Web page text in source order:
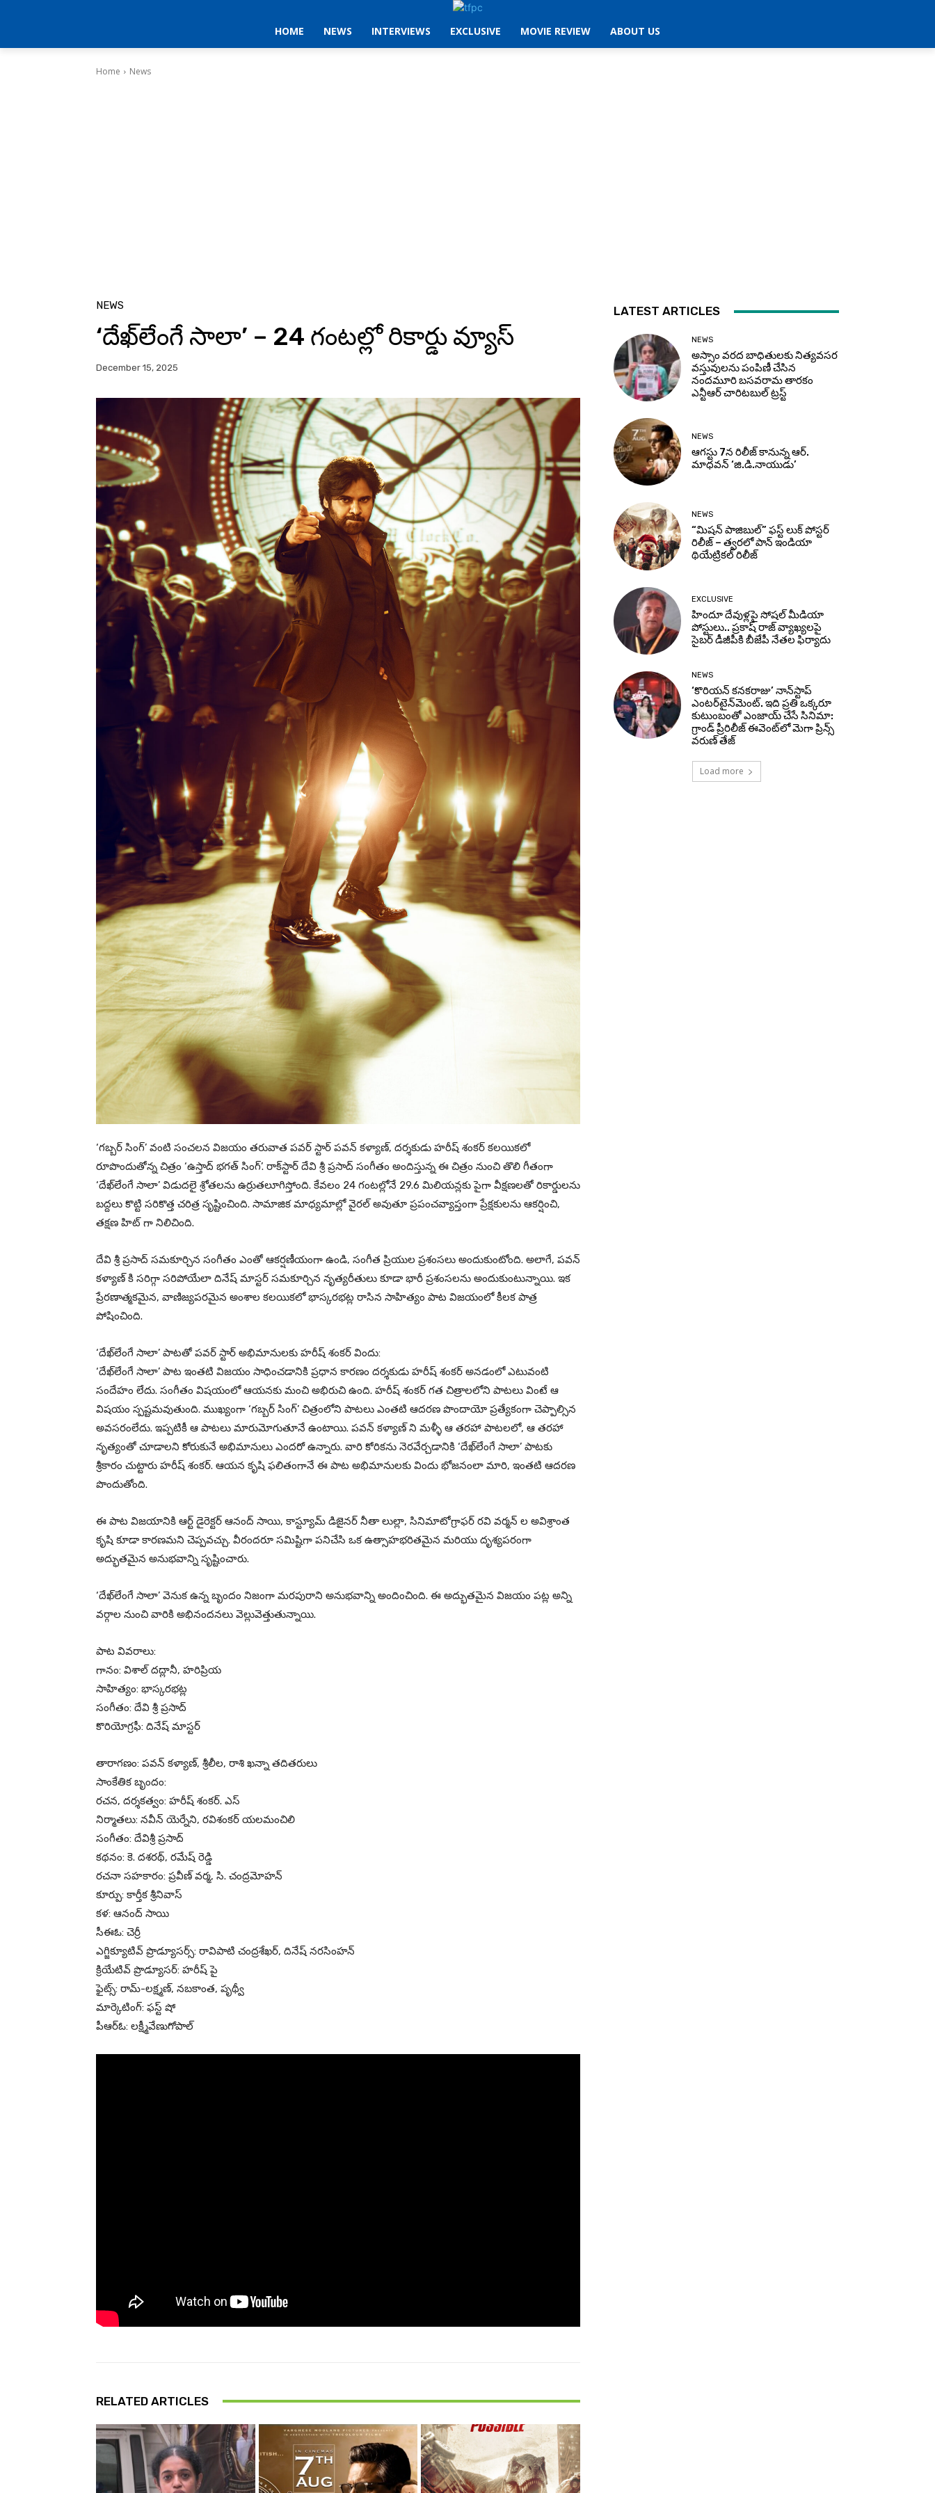
HOME NEWS INTERVIEWS EXCLUSIVE MOVIE REVIEW ABOUT US
Home News
NEWS
‘దేఖ్‌లేంగే సాలా’ – 24 గంటల్లో రికార్డు వ్యూస్
December 15, 2025
‘గబ్బర్ సింగ్’ వంటి సంచలన విజయం తరువాత పవర్ స్టార్ పవన్ కళ్యాణ్, దర్శకుడు హరీష్ శంకర్ కలయికలో
రూపొందుతోన్న చిత్రం ‘ఉస్తాద్ భగత్ సింగ్’. రాక్‌స్టార్ దేవి శ్రీ ప్రసాద్ సంగీతం అందిస్తున్న ఈ చిత్రం నుంచి తొలి గీతంగా
‘దేఖ్‌లేంగే సాలా’ విడుదలై శ్రోతలను ఉర్రుతలూగిస్తోంది. కేవలం 24 గంటల్లోనే 29.6 మిలియన్లకు పైగా వీక్షణలతో రికార్డులను
బద్దలు కొట్టి సరికొత్త చరిత్ర సృష్టించింది. సామాజిక మాధ్యమాల్లో వైరల్ అవుతూ ప్రపంచవ్యాప్తంగా ప్రేక్షకులను ఆకర్షించి,
తక్షణ హిట్ గా నిలిచింది.
దేవి శ్రీ ప్రసాద్ సమకూర్చిన సంగీతం ఎంతో ఆకర్షణీయంగా ఉండి, సంగీత ప్రియుల ప్రశంసలు అందుకుంటోంది. అలాగే, పవన్
కళ్యాణ్ కి సరిగ్గా సరిపోయేలా దినేష్ మాస్టర్ సమకూర్చిన నృత్యరీతులు కూడా భారీ ప్రశంసలను అందుకుంటున్నాయి. ఇక
ప్రేరణాత్మకమైన, వాణిజ్యపరమైన అంశాల కలయికలో భాస్కరభట్ల రాసిన సాహిత్యం పాట విజయంలో కీలక పాత్ర
పోషించింది.
‘దేఖ్‌లేంగే సాలా’ పాటతో పవర్ స్టార్ అభిమానులకు హరీష్ శంకర్ విందు:
‘దేఖ్‌లేంగే సాలా’ పాట ఇంతటి విజయం సాధించడానికి ప్రధాన కారణం దర్శకుడు హరీష్ శంకర్ అనడంలో ఎటువంటి
సందేహం లేదు. సంగీతం విషయంలో ఆయనకు మంచి అభిరుచి ఉంది. హరీష్ శంకర్ గత చిత్రాలలోని పాటలు వింటే ఆ
విషయం స్పష్టమవుతుంది. ముఖ్యంగా ‘గబ్బర్ సింగ్’ చిత్రంలోని పాటలు ఎంతటి ఆదరణ పొందాయో ప్రత్యేకంగా చెప్పాల్సిన
అవసరంలేదు. ఇప్పటికీ ఆ పాటలు మారుమోగుతూనే ఉంటాయి. పవన్ కళ్యాణ్ ని మళ్ళీ ఆ తరహా పాటలలో, ఆ తరహా
నృత్యంతో చూడాలని కోరుకునే అభిమానులు ఎందరో ఉన్నారు. వారి కోరికను నెరవేర్చడానికి ‘దేఖ్‌లేంగే సాలా’ పాటకు
శ్రీకారం చుట్టారు హరీష్ శంకర్. ఆయన కృషి ఫలితంగానే ఈ పాట అభిమానులకు విందు భోజనంలా మారి, ఇంతటి ఆదరణ
పొందుతోంది.
ఈ పాట విజయానికి ఆర్ట్ డైరెక్టర్ ఆనంద్ సాయి, కాస్ట్యూమ్ డిజైనర్ నీతా లుల్లా, సినిమాటోగ్రాఫర్ రవి వర్మన్ ల అవిశ్రాంత
కృషి కూడా కారణమని చెప్పవచ్చు. వీరందరూ సమిష్టిగా పనిచేసి ఒక ఉత్సాహభరితమైన మరియు దృశ్యపరంగా
అద్భుతమైన అనుభవాన్ని సృష్టించారు.
‘దేఖ్‌లేంగే సాలా’ వెనుక ఉన్న బృందం నిజంగా మరపురాని అనుభవాన్ని అందించింది. ఈ అద్భుతమైన విజయం పట్ల అన్ని
వర్గాల నుంచి వారికి అభినందనలు వెల్లువెత్తుతున్నాయి.
పాట వివరాలు:
గానం: విశాల్ దద్లానీ, హరిప్రియ
సాహిత్యం: భాస్కరభట్ల
సంగీతం: దేవి శ్రీ ప్రసాద్
కొరియోగ్రఫీ: దినేష్ మాస్టర్
తారాగణం: పవన్ కళ్యాణ్, శ్రీలీల, రాశి ఖన్నా తదితరులు
సాంకేతిక బృందం:
రచన, దర్శకత్వం: హరీష్ శంకర్. ఎస్
నిర్మాతలు: నవీన్ యెర్నేని, రవిశంకర్ యలమంచిలి
సంగీతం: దేవిశ్రీ ప్రసాద్
కథనం: కె. దశరథ్, రమేష్ రెడ్డి
రచనా సహకారం: ప్రవీణ్ వర్మ, సి. చంద్రమోహన్
కూర్పు: కార్తీక శ్రీనివాస్
కళ: ఆనంద్ సాయి
సీఈఓ: చెర్రీ
ఎగ్జిక్యూటివ్ ప్రొడ్యూసర్స్: రావిపాటి చంద్రశేఖర్, దినేష్ నరసింహన్
క్రియేటివ్ ప్రొడ్యూసర్: హరీష్ పై
ఫైట్స్: రామ్-లక్ష్మణ్, నబకాంత, పృథ్వీ
మార్కెటింగ్: ఫస్ట్ షో
పీఆర్ఓ: లక్ష్మీవేణుగోపాల్
RELATED ARTICLES
LATEST ARTICLES
NEWS
అస్సాం వరద బాధితులకు నిత్యవసర
వస్తువులను పంపిణీ చేసిన
నందమూరి బసవరామ తారకం
ఎన్టీఆర్ చారిటబుల్ ట్రస్ట్
NEWS
ఆగస్టు 7న రిలీజ్ కానున్న ఆర్‌.
మాధవన్‌ ‘జి.డి.నాయుడు’
NEWS
“మిషన్ పాజిబుల్” ఫస్ట్ లుక్ పోస్టర్
రిలీజ్ – త్వరలో పాన్ ఇండియా
థియేట్రికల్ రిలీజ్
EXCLUSIVE
హిందూ దేవుళ్లపై సోషల్ మీడియా
పోస్టులు.. ప్రకాష్ రాజ్ వ్యాఖ్యలపై
సైబర్ డీజీపీకి బీజేపీ నేతల ఫిర్యాదు
NEWS
‘కొరియన్ కనకరాజు’ నాన్‌స్టాప్
ఎంటర్‌టైన్‌మెంట్. ఇది ప్రతి ఒక్కరూ
కుటుంబంతో ఎంజాయ్ చేసే సినిమా:
గ్రాండ్ ప్రీరిలీజ్ ఈవెంట్‌లో మెగా ప్రిన్స్
వరుణ్ తేజ్
Load more